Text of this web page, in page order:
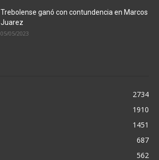
Trebolense ganó con contundencia en Marcos
Juarez
05/05/2023
2734
1910
1451
687
562